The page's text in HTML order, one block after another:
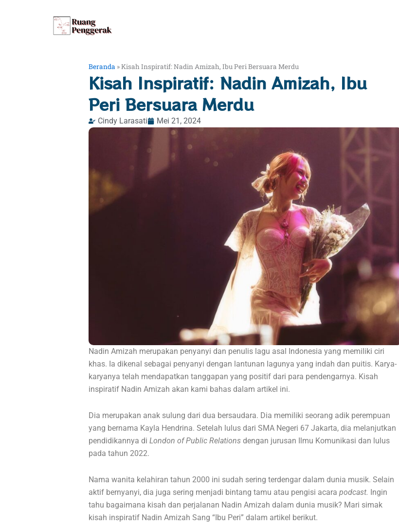
Beranda »Kisah Inspiratif: Nadin Amizah, Ibu Peri Bersuara Merdu
Kisah Inspiratif: Nadin Amizah, Ibu
Peri Bersuara Merdu
Cindy Larasati Mei 21, 2024
Nadin Amizah merupakan penyanyi dan penulis lagu asal Indonesia yang memiliki ciri
khas. Ia dikenal sebagai penyanyi dengan lantunan lagunya yang indah dan puitis. Karya-
karyanya telah mendapatkan tanggapan yang positif dari para pendengarnya. Kisah
inspiratif Nadin Amizah akan kami bahas dalam artikel ini.
Dia merupakan anak sulung dari dua bersaudara. Dia memiliki seorang adik perempuan
yang bernama Kayla Hendrina. Setelah lulus dari SMA Negeri 67 Jakarta, dia melanjutkan
pendidikannya di London of Public Relations dengan jurusan Ilmu Komunikasi dan lulus
pada tahun 2022.
Nama wanita kelahiran tahun 2000 ini sudah sering terdengar dalam dunia musik. Selain
aktif bernyanyi, dia juga sering menjadi bintang tamu atau pengisi acara podcast. Ingin
tahu bagaimana kisah dan perjalanan Nadin Amizah dalam dunia musik? Mari simak
kisah inspiratif Nadin Amizah Sang “Ibu Peri” dalam artikel berikut.